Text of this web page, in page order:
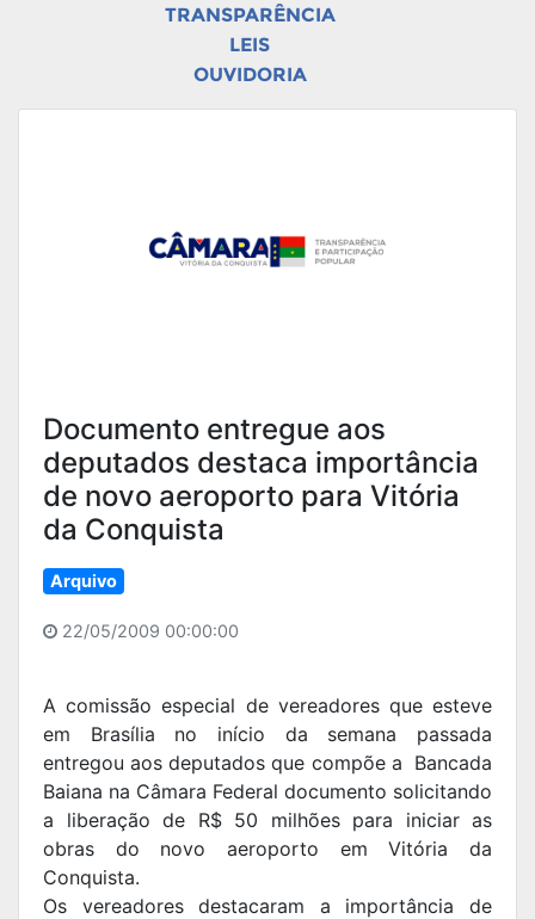
TRANSPARÊNCIA
LEIS
OUVIDORIA
Documento entregue aos
deputados destaca importância
de novo aeroporto para Vitória
da Conquista
Arquivo
22/05/2009 00:00:00
A comissão especial de vereadores que esteve
em Brasília no início da semana passada
entregou aos deputados que compõe a Bancada
Baiana na Câmara Federal documento solicitando
a liberação de R$ 50 milhões para iniciar as
obras do novo aeroporto em Vitória da
Conquista.
Os vereadores destacaram a importância de